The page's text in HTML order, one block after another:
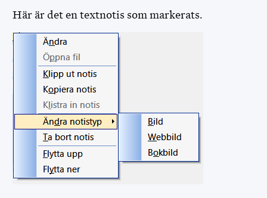
Här är det en textnotis som markerats.